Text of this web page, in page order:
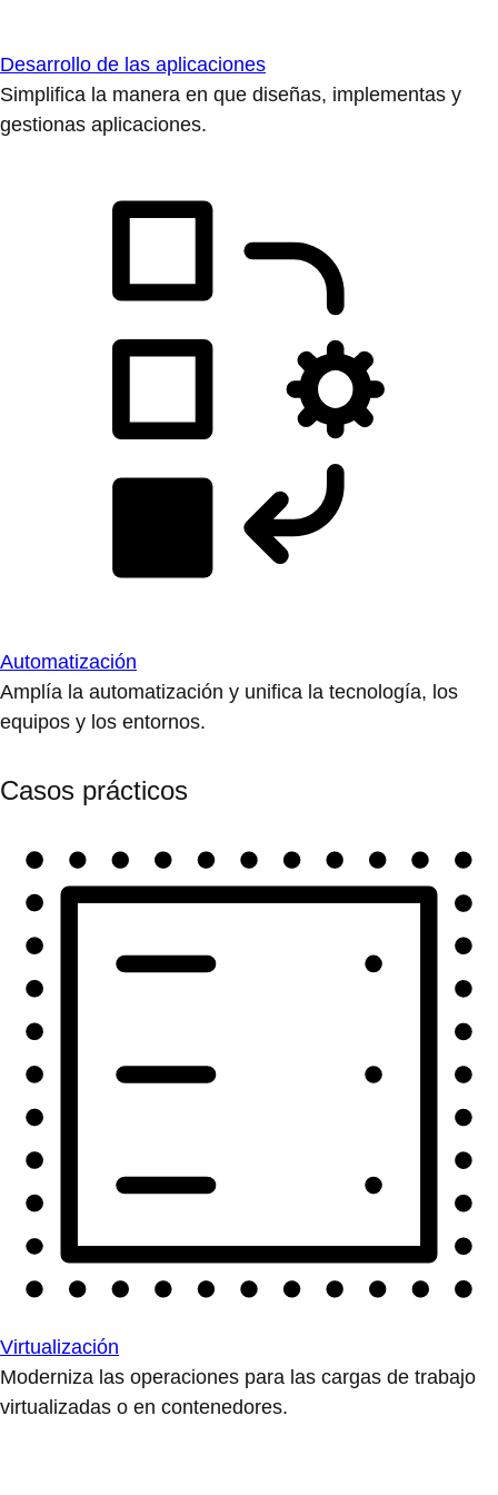
Desarrollo de las aplicaciones
Simplifica la manera en que diseñas, implementas y
gestionas aplicaciones.
Automatización
Amplía la automatización y unifica la tecnología, los
equipos y los entornos.
Casos prácticos
Virtualización
Moderniza las operaciones para las cargas de trabajo
virtualizadas o en contenedores.